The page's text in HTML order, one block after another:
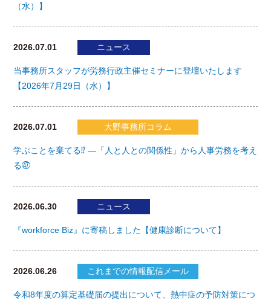
（水）】
2026.07.01 ニュース
当事務所スタッフが労務行政主催セミナーに登壇いたします
【2026年7月29日（水）】
2026.07.01 大野事務所コラム
学ぶことを棄てる⁉ ―「人と人との関係性」から人事労務を考え
る㊼
2026.06.30 ニュース
『workforce Biz』に寄稿しました【健康診断について】
2026.06.26 これまでの情報配信メール
令和8年度の算定基礎届の提出について、熱中症の予防対策につ